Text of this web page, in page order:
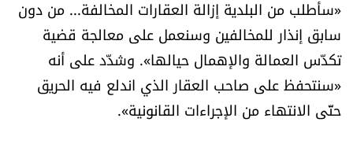
من نحن
للتواصل معنا
شروط الاستخدام
«سأطلب من البلدية إزالة العقارات المخالفة... من دون
سابق إنذار للمخالفين وسنعمل على معالجة قضية
تكدّس العمالة والإهمال حيالها». وشدّد على أنه
«سنتحفظ على صاحب العقار الذي اندلع فيه الحريق
حتّى الانتهاء من الإجراءات القانونية».